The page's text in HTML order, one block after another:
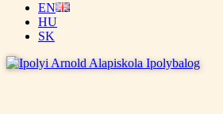
EN
HU
SK